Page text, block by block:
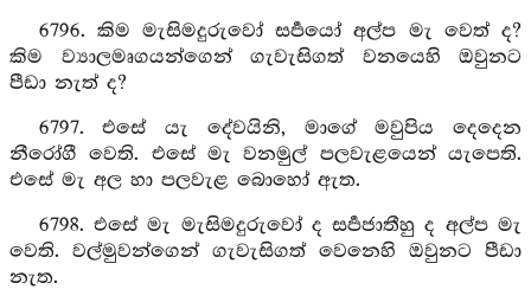
6796. කිම මැසිමදුරුවෝ සර්‍පයෝ අල්ප මැ වෙත් ද?
කිම ව්‍යාලමෘගයන්ගෙන් ගැවැසිගත් වනයෙහි ඔවුනට
පීඩා නැත් ද?
6797. එසේ යැ දේවයිනි, මාගේ මවුපිය දෙදෙන
නීරෝගී වෙති. එසේ මැ වනමුල් පලවැළයෙන් යැපෙති.
එසේ මැ අල හා පලවැළ බොහෝ ඇත.
6798. එසේ මැ මැසිමදුරුවෝ ද සර්‍පජාතීහු ද අල්ප මැ
වෙති. වල්මුවන්ගෙන් ගැවැසිගත් වෙනෙහි ඔවුනට පීඩා
නැත.